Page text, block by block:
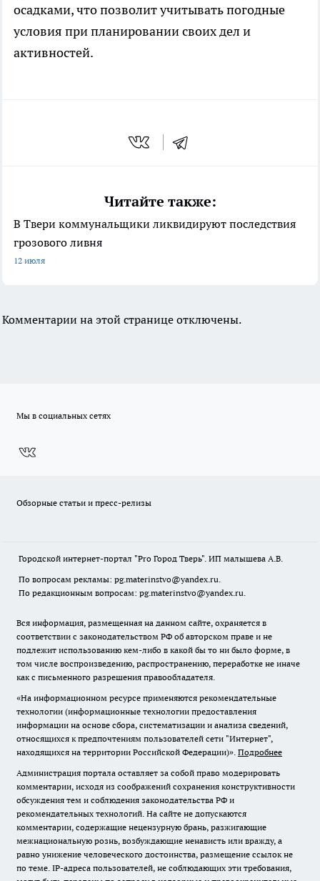
осадками, что позволит учитывать погодные
условия при планировании своих дел и
активностей.
Читайте также:
В Твери коммунальщики ликвидируют последствия
грозового ливня
12 июля
Комментарии на этой странице отключены.
Мы в социальных сетях
Обзорные статьи и пресс-релизы
Городской интернет-портал "Pro Город Тверь". ИП малышева А.В.
По вопросам рекламы: pg.materinstvo@yandex.ru.
По редакционным вопросам: pg.materinstvo@yandex.ru.
Вся информация, размещенная на данном сайте, охраняется в
соответствии с законодательством РФ об авторском праве и не
подлежит использованию кем-либо в какой бы то ни было форме, в
том числе воспроизведению, распространению, переработке не иначе
как с письменного разрешения правообладателя.
«На информационном ресурсе применяются рекомендательные
технологии (информационные технологии предоставления
информации на основе сбора, систематизации и анализа сведений,
относящихся к предпочтениям пользователей сети "Интернет",
находящихся на территории Российской Федерации)». Подробнее
Администрация портала оставляет за собой право модерировать
комментарии, исходя из соображений сохранения конструктивности
обсуждения тем и соблюдения законодательства РФ и
рекомендательных технологий. На сайте не допускаются
комментарии, содержащие нецензурную брань, разжигающие
межнациональную рознь, возбуждающие ненависть или вражду, а
равно унижение человеческого достоинства, размещение ссылок не
по теме. IP-адреса пользователей, не соблюдающих эти требования,